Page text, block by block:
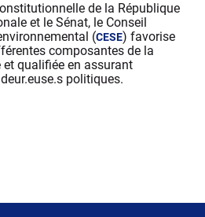
de la République
et le Sénat, le Conseil
(CESE) favorise
composantes de la
qualifiée en assurant
politiques.